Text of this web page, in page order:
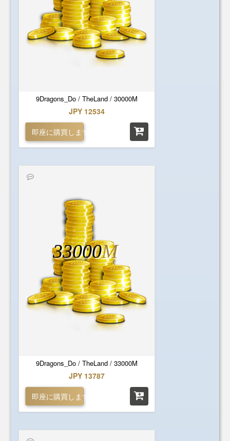
9Dragons_Do / TheLand / 30000M
JPY 12534
即座に購買します
9Dragons_Do / TheLand / 33000M
33000M
JPY 13787
即座に購買します